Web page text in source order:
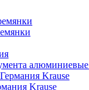
Krause
Krause